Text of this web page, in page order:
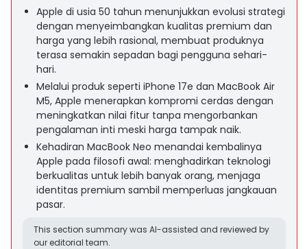
Apple di usia 50 tahun menunjukkan evolusi strategi
dengan menyeimbangkan kualitas premium dan
harga yang lebih rasional, membuat produknya
terasa semakin sepadan bagi pengguna sehari-
hari.
Melalui produk seperti iPhone 17e dan MacBook Air
M5, Apple menerapkan kompromi cerdas dengan
meningkatkan nilai fitur tanpa mengorbankan
pengalaman inti meski harga tampak naik.
Kehadiran MacBook Neo menandai kembalinya
Apple pada filosofi awal: menghadirkan teknologi
berkualitas untuk lebih banyak orang, menjaga
identitas premium sambil memperluas jangkauan
pasar.
This section summary was AI-assisted and reviewed by
our editorial team.